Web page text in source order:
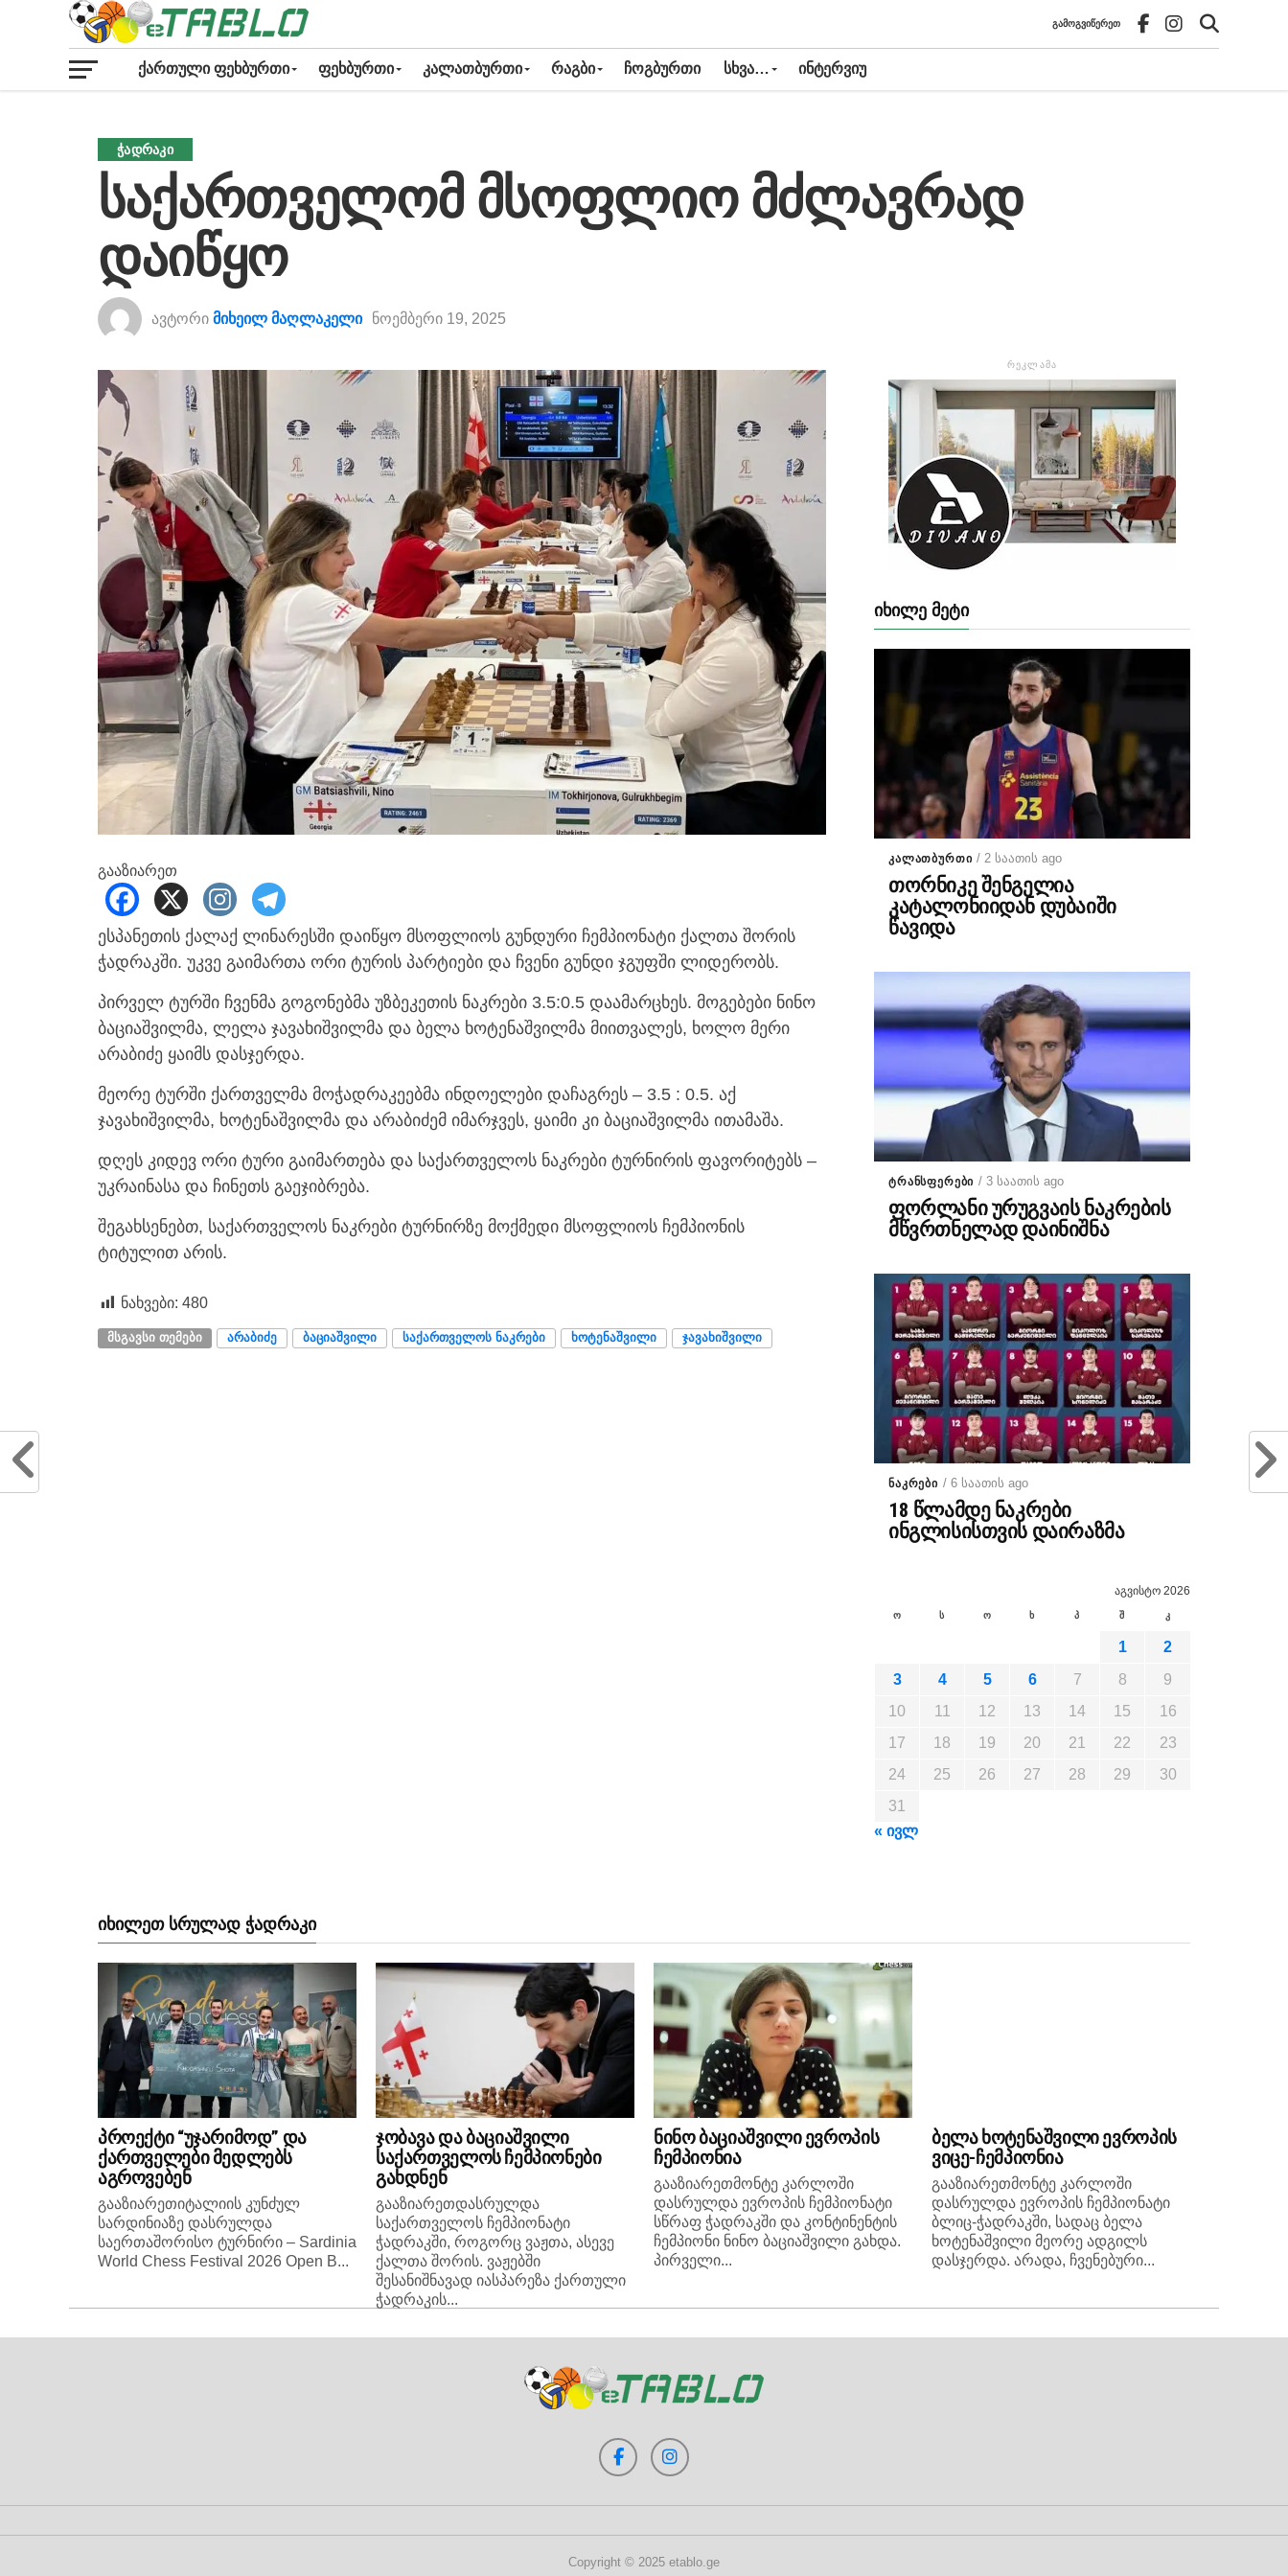
ᲒᲐᲛᲝᲒᲕᲘᲬᲔᲠᲔᲗ
ᲥᲐᲠᲗᲣᲚᲘ ᲤᲔᲮᲑᲣᲠᲗᲘ ᲤᲔᲮᲑᲣᲠᲗᲘ ᲙᲐᲚᲐᲗᲑᲣᲠᲗᲘ ᲠᲐᲒᲑᲘ ᲩᲝᲒᲑᲣᲠᲗᲘ ᲡᲮᲕᲐ… ᲘᲜᲢᲔᲠᲕᲘᲣ
ᲭᲐᲓᲠᲐᲙᲘ
საქართველომ მსოფლიო მძლავრად
დაიწყო
ავტორი მიხეილ მაღლაკელი ნოემბერი 19, 2025
გააზიარეთ
ესპანეთის ქალაქ ლინარესში დაიწყო მსოფლიოს გუნდური ჩემპიონატი ქალთა შორის
ჭადრაკში. უკვე გაიმართა ორი ტურის პარტიები და ჩვენი გუნდი ჯგუფში ლიდერობს.
პირველ ტურში ჩვენმა გოგონებმა უზბეკეთის ნაკრები 3.5:0.5 დაამარცხეს. მოგებები ნინო
ბაციაშვილმა, ლელა ჯავახიშვილმა და ბელა ხოტენაშვილმა მიითვალეს, ხოლო მერი
არაბიძე ყაიმს დასჯერდა.
მეორე ტურში ქართველმა მოჭადრაკეებმა ინდოელები დაჩაგრეს – 3.5 : 0.5. აქ
ჯავახიშვილმა, ხოტენაშვილმა და არაბიძემ იმარჯვეს, ყაიმი კი ბაციაშვილმა ითამაშა.
დღეს კიდევ ორი ტური გაიმართება და საქართველოს ნაკრები ტურნირის ფავორიტებს –
უკრაინასა და ჩინეთს გაეჯიბრება.
შეგახსენებთ, საქართველოს ნაკრები ტურნირზე მოქმედი მსოფლიოს ჩემპიონის
ტიტულით არის.
ნახვები: 480
ᲛᲡᲒᲐᲕᲡᲘ ᲗᲔᲛᲔᲑᲘ ᲐᲠᲐᲑᲘᲫᲔ ᲑᲐᲪᲘᲐᲨᲕᲘᲚᲘ ᲡᲐᲥᲐᲠᲗᲕᲔᲚᲝᲡ ᲜᲐᲙᲠᲔᲑᲘ ᲮᲝᲢᲔᲜᲐᲨᲕᲘᲚᲘ ᲯᲐᲕᲐᲮᲘᲨᲕᲘᲚᲘ
ᲠᲔᲙᲚᲐᲛᲐ
ᲘᲮᲘᲚᲔ ᲛᲔᲢᲘ
ᲙᲐᲚᲐᲗᲑᲣᲠᲗᲘ / 2 საათის ago
თორნიკე შენგელია
კატალონიიდან დუბაიში
წავიდა
ᲢᲠᲐᲜᲡᲤᲔᲠᲔᲑᲘ / 3 საათის ago
ფორლანი ურუგვაის ნაკრების
მწვრთნელად დაინიშნა
ᲜᲐᲙᲠᲔᲑᲘ / 6 საათის ago
18 წლამდე ნაკრები
ინგლისისთვის დაირაზმა
აგვისტო 2026
ო ს ო ხ პ შ კ
1
2
3
4 5 6 7 8
9
10
11 12 13 14 15
16
17
18 19 20 21 22
23
24
25 26 27 28 29
30
31
« ივლ
ᲘᲮᲘᲚᲔᲗ ᲡᲠᲣᲚᲐᲓ ᲭᲐᲓᲠᲐᲙᲘ
პროექტი “უჯარიმოდ” და
ქართველები მედლებს
აგროვებენ
გააზიარეთიტალიის კუნძულ
სარდინიაზე დასრულდა
საერთაშორისო ტურნირი – Sardinia
World Chess Festival 2026 Open B...
ჯობავა და ბაციაშვილი
საქართველოს ჩემპიონები
გახდნენ
გააზიარეთდასრულდა
საქართველოს ჩემპიონატი
ჭადრაკში, როგორც ვაჟთა, ასევე
ქალთა შორის. ვაჟებში
შესანიშნავად იასპარეზა ქართული
ჭადრაკის...
ნინო ბაციაშვილი ევროპის
ჩემპიონია
გააზიარეთმონტე კარლოში
დასრულდა ევროპის ჩემპიონატი
სწრაფ ჭადრაკში და კონტინენტის
ჩემპიონი ნინო ბაციაშვილი გახდა.
პირველი...
ბელა ხოტენაშვილი ევროპის
ვიცე-ჩემპიონია
გააზიარეთმონტე კარლოში
დასრულდა ევროპის ჩემპიონატი
ბლიც-ჭადრაკში, სადაც ბელა
ხოტენაშვილი მეორე ადგილს
დასჯერდა. არადა, ჩვენებური...
Copyright © 2025 etablo.ge